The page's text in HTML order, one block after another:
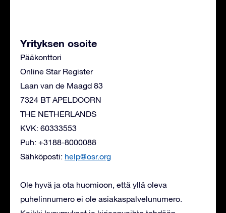
Yrityksen osoite
Pääkonttori
Online Star Register
Laan van de Maagd 83
7324 BT APELDOORN
THE NETHERLANDS
KVK: 60333553
Puh: +3188-8000088
Sähköposti: help@osr.org
Ole hyvä ja ota huomioon, että yllä oleva
puhelinnumero ei ole asiakaspalvelunumero.